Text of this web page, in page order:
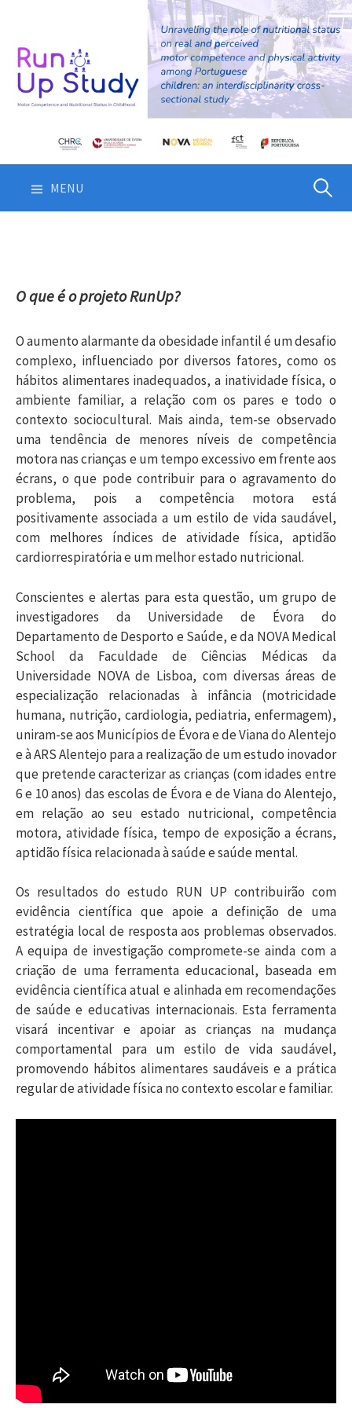
content
MENU
O que é o projeto RunUp?
O aumento alarmante da obesidade infantil é um desafio
complexo, influenciado por diversos fatores, como os
hábitos alimentares inadequados, a inatividade física, o
ambiente familiar, a relação com os pares e todo o
contexto sociocultural. Mais ainda, tem-se observado
uma tendência de menores níveis de competência
motora nas crianças e um tempo excessivo em frente aos
écrans, o que pode contribuir para o agravamento do
problema, pois a competência motora está
positivamente associada a um estilo de vida saudável,
com melhores índices de atividade física, aptidão
cardiorrespiratória e um melhor estado nutricional.
Conscientes e alertas para esta questão, um grupo de
investigadores da Universidade de Évora do
Departamento de Desporto e Saúde, e da NOVA Medical
School da Faculdade de Ciências Médicas da
Universidade NOVA de Lisboa, com diversas áreas de
especialização relacionadas à infância (motricidade
humana, nutrição, cardiologia, pediatria, enfermagem),
uniram-se aos Municípios de Évora e de Viana do Alentejo
e à ARS Alentejo para a realização de um estudo inovador
que pretende caracterizar as crianças (com idades entre
6 e 10 anos) das escolas de Évora e de Viana do Alentejo,
em relação ao seu estado nutricional, competência
motora, atividade física, tempo de exposição a écrans,
aptidão física relacionada à saúde e saúde mental.
Os resultados do estudo RUN UP contribuirão com
evidência científica que apoie a definição de uma
estratégia local de resposta aos problemas observados.
A equipa de investigação compromete-se ainda com a
criação de uma ferramenta educacional, baseada em
evidência científica atual e alinhada em recomendações
de saúde e educativas internacionais. Esta ferramenta
visará incentivar e apoiar as crianças na mudança
comportamental para um estilo de vida saudável,
promovendo hábitos alimentares saudáveis e a prática
regular de atividade física no contexto escolar e familiar.